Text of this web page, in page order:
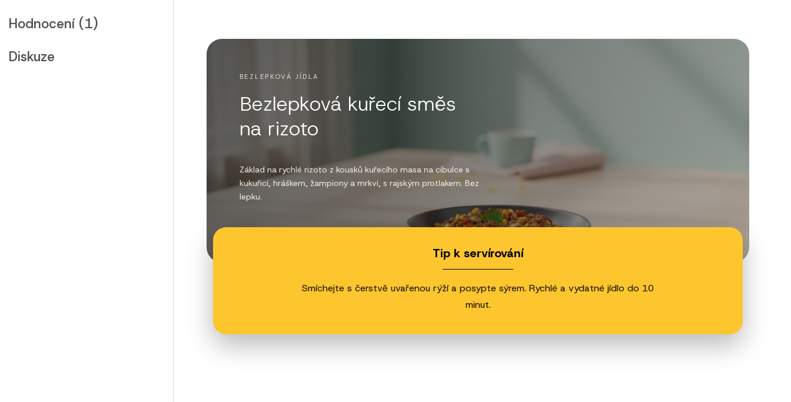
Hodnocení (1)
Diskuze
BEZLEPKOVÁ JÍDLA
Bezlepková kuřecí směs
na rizoto
Základ na rychlé rizoto z kousků kuřecího masa na cibulce s
kukuřicí, hráškem, žampiony a mrkví, s rajským protlakem. Bez
lepku.
Tip k servírování
Smíchejte s čerstvě uvařenou rýží a posypte sýrem. Rychlé a vydatné jídlo do 10
minut.